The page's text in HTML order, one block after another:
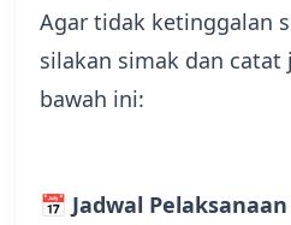
Agar tidak ketinggalan
silakan simak dan
bawah ini:
📅 Jadwal Pelaksanaan